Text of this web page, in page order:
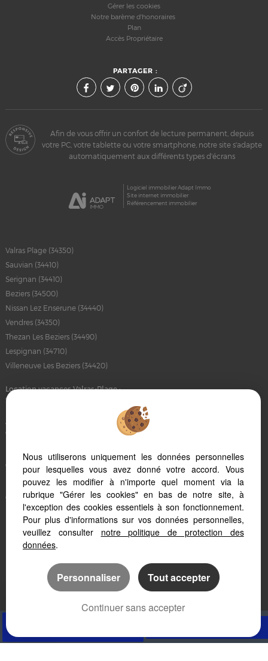
Gérer les cookies
Notre barème d'honoraires
Plan
Accès Propriétaire
PARTAGER :
Afin de vous offrir un confort de lecture permanent, depuis
votre PC, votre tablette ou votre smartphone, notre site s'adapte
automatiquement aux différents types d'écrans
Logiciel immobilier Adapt Immo
Site internet immobilier
Référencement immobilier
Valras Plage (34350)
Sauvian (34410)
Serignan (34410)
Beziers (34500)
Nissan Lez Enserune (34440)
Vendres (34350)
Thezan Les Beziers (34490)
Lespignan (34710)
Villeneuve Les Beziers (34420)
Location vacances Valras-Plage :
trouvez votre logement idéal
Activités à Valras-Plage :
que faire pendant vos vacances
Locations de vacances à Sérignan :
ce qu’il faut savoir
Partir en vacances en famille à Sérignan :
que faire pendant vos vacances
L’immobilier à Valras Plage
Nous utiliserons uniquement les données personnelles
pour lesquelles vous avez donné votre accord. Vous
pouvez les modifier à n'importe quel moment via la
rubrique "Gérer les cookies" en bas de notre site, à
l'exception des cookies essentiels à son fonctionnement.
Pour plus d'informations sur vos données personnelles,
veuillez consulter notre politique de protection des
données.
Personnaliser Tout accepter
Continuer sans accepter